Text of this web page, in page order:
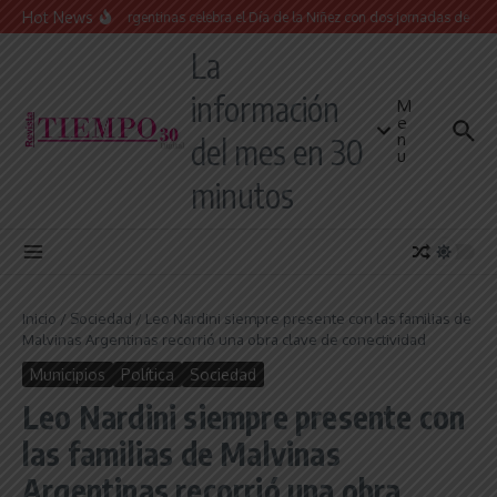
Saltar al contenido
Hot News
Malvinas Argentinas celebra el Día de la Niñez con dos jornadas de
La
información
del mes en 30
minutos
M
e
n
u
Inicio / Sociedad / Leo Nardini siempre presente con las familias de
Malvinas Argentinas recorrió una obra clave de conectividad
Municipios Política Sociedad
Leo Nardini siempre presente con
las familias de Malvinas